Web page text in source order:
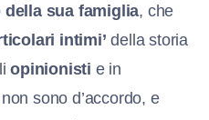
sua famiglia, che
intimi’ della storia
opinionisti e in
non sono d’accordo, e